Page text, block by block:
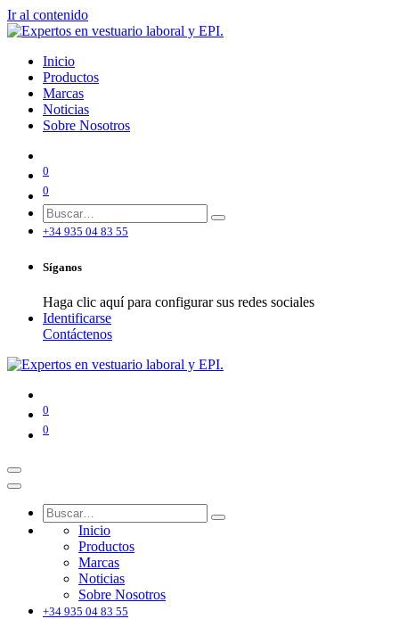
Ir al contenido
Inicio
Productos
Marcas
Noticias
Sobre Nosotros
0
0
+34 935 04 83 55
Síganos
Haga clic aquí para configurar sus redes sociales
Identificarse
Contáctenos
0
0
Inicio
Productos
Marcas
Noticias
Sobre Nosotros
+34 935 04 83 55